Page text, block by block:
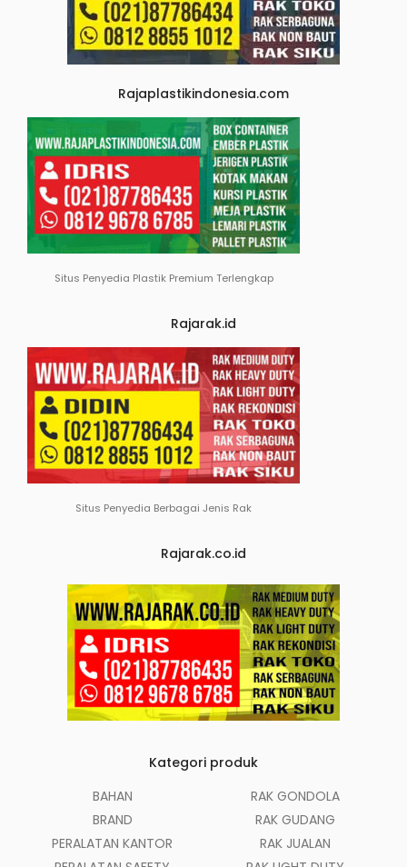
Rajaplastikindonesia.com
Situs Penyedia Plastik Premium Terlengkap
Rajarak.id
Situs Penyedia Berbagai Jenis Rak
Rajarak.co.id
Kategori produk
BAHAN
BRAND
PERALATAN KANTOR
RAK GONDOLA
RAK GUDANG
RAK JUALAN